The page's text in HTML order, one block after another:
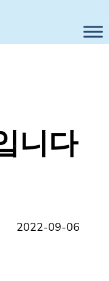
니다
2022-09-06